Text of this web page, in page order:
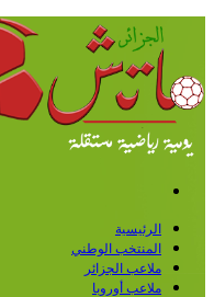
الرئيسية
المنتخب الوطني
ملاعب الجزائر
ملاعب أوروبا